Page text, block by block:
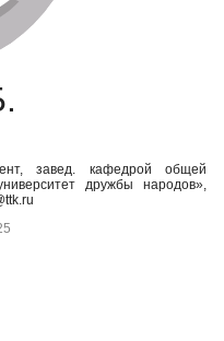
завед. кафедрой общей
дружбы народов»,